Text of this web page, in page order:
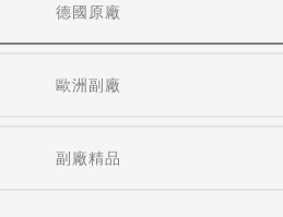
德國原廠
歐洲副廠
副廠精品